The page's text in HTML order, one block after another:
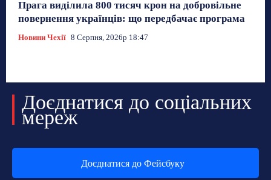
Прага виділила 800 тисяч крон на добровільне
повернення українців: що передбачає програма
Новини Чехії 8 Серпня, 2026р 18:47
Доєднатися до соціальних
мереж
Доєднатися до Фейсбуку